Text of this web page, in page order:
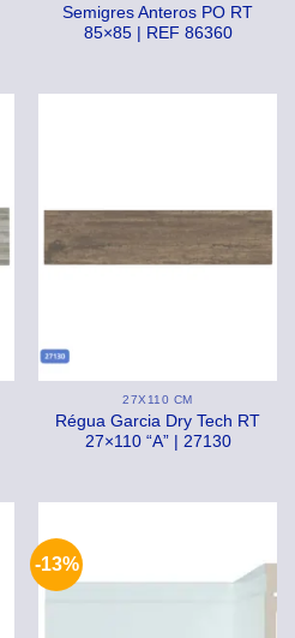
Semigres Anteros PO RT
85×85 | REF 86360
27X110 CM
Régua Garcia Dry Tech RT
27×110 “A” | 27130
-13%